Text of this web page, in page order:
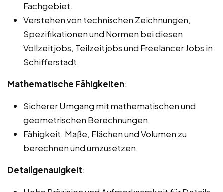
Fachgebiet.
Verstehen von technischen Zeichnungen,
Spezifikationen und Normen bei diesen
Vollzeitjobs, Teilzeitjobs und Freelancer Jobs in
Schifferstadt.
Mathematische Fähigkeiten:
Sicherer Umgang mit mathematischen und
geometrischen Berechnungen.
Fähigkeit, Maße, Flächen und Volumen zu
berechnen und umzusetzen.
Detailgenauigkeit: